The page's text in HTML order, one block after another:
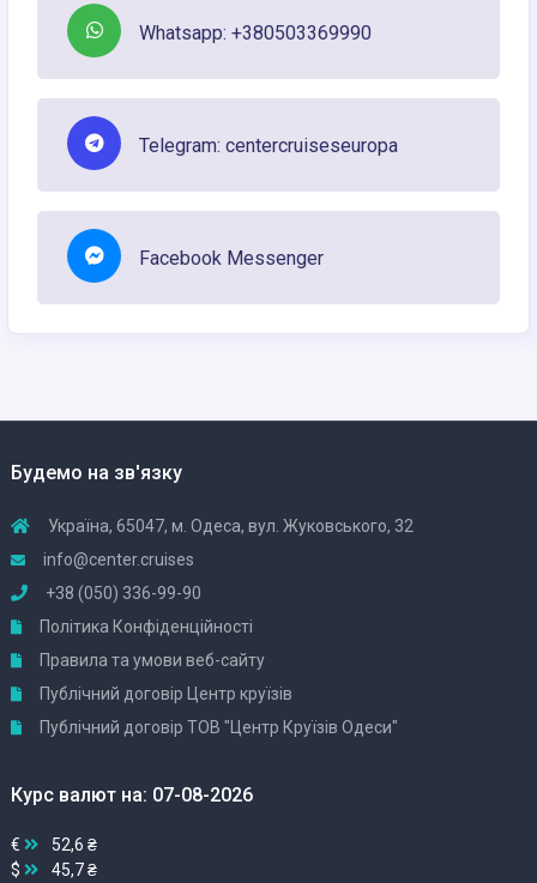
Whatsapp: +380503369990
Telegram: centercruiseseuropa
Facebook Messenger
Будемо на зв'язку
Україна, 65047, м. Одеса, вул. Жуковського, 32
info@center.cruises
+38 (050) 336-99-90
Політика Конфіденційності
Правила та умови веб-сайту
Публічний договір Центр круїзів
Публічний договір ТОВ "Центр Круїзів Одеси"
Курс валют на: 07-08-2026
€
52,6 ₴
$
45,7 ₴